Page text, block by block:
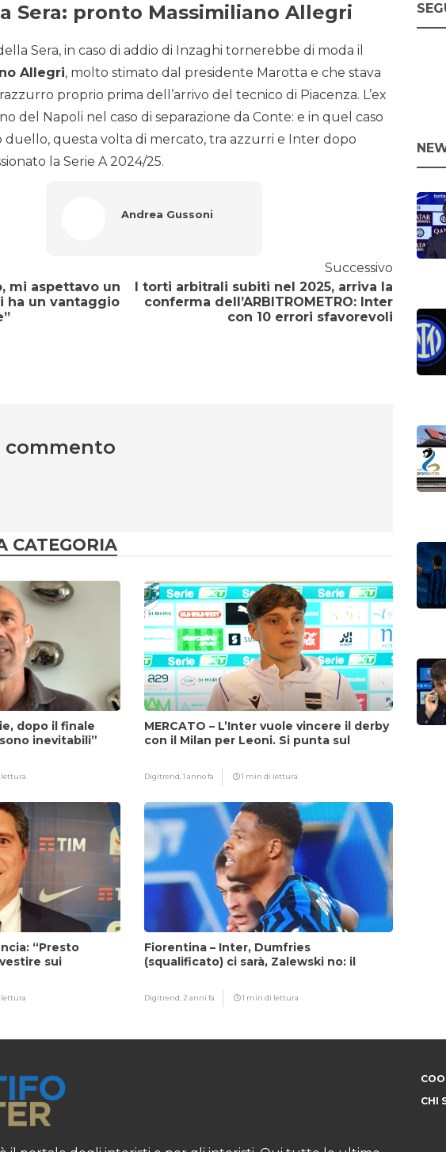
Sera: pronto Massimiliano Allegri
Sera, in caso di addio di Inzaghi tornerebbe di moda il
Allegri, molto stimato dal presidente Marotta e che stava
proprio prima dell’arrivo del tecnico di Piacenza. L’ex
del Napoli nel caso di separazione da Conte: e in quel caso
duello, questa volta di mercato, tra azzurri e Inter dopo
la Serie A 2024/25.
Andrea Gussoni
mi aspettavo un
ha un vantaggio
Successivo
I torti arbitrali subiti nel 2025, arriva la
conferma dell’ARBITROMETRO: Inter
con 10 errori sfavorevoli
commento
CATEGORIA
dopo il finale
inevitabili”
MERCATO – L’Inter vuole vincere il derby
con il Milan per Leoni. Si punta sul
Digitrend,1 anno fa 1 min di lettura
“Presto
sui
Fiorentina – Inter, Dumfries
(squalificato) ci sarà, Zalewski no: il
Digitrend,2 anni fa 1 min di lettura
CHI